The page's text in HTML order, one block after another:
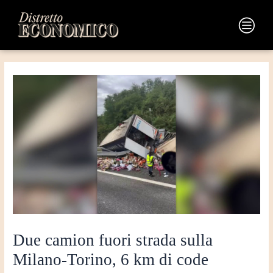
contenuto
Main
Menu
Due camion fuori strada sulla
Milano-Torino, 6 km di code
articoli